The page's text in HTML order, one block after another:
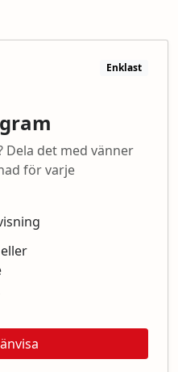
Enklast
Dela det med vänner
för varje